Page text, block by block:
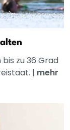
zu 36 Grad
| mehr